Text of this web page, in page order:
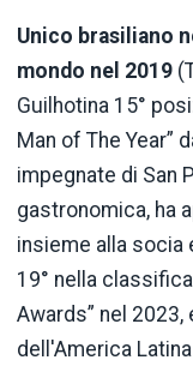
Unico brasiliano
mondo nel 2019
Guilhotina 15°
Man of The Year”
impegnate di San
gastronomica, ha
insieme alla socia
19° nella
Awards” nel
dell'America